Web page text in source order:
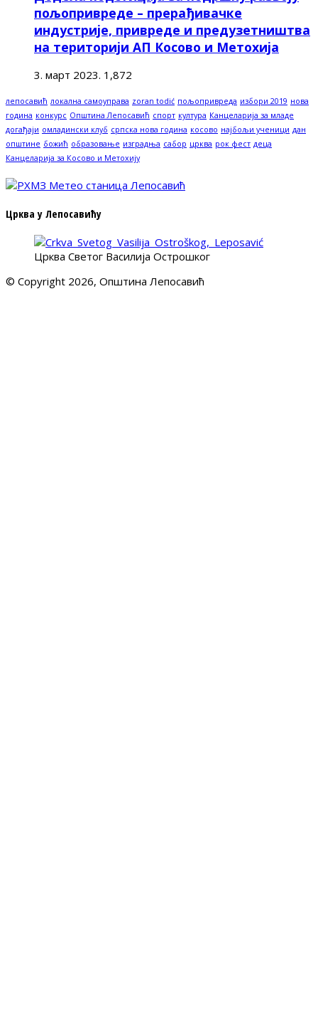
пољопривреде – прерађивачке
индустрије, привреде и предузетништва
на територији АП Косово и Метохија
3. март 2023. 1,872
лепосавић локална самоуправа zoran todić пољопривреда избори 2019 нова
година конкурс Општина Лепосавић спорт култура Канцеларија за младе
догађаји омладински клуб српска нова година косово најбољи ученици дан
општине божић образовање изградња сабор црква рок фест деца
Канцеларија за Косово и Метохију
Црква у Лепосавићу
Црква Светог Василија Острошког
© Copyright 2026, Општина Лепосавић